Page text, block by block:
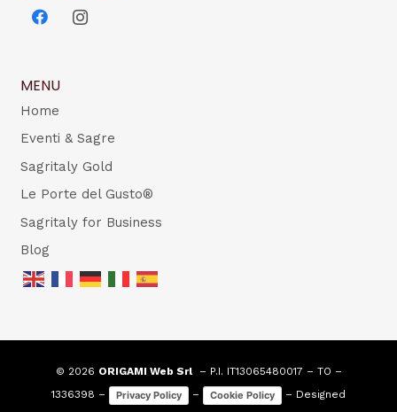
MENU
Home
Eventi & Sagre
Sagritaly Gold
Le Porte del Gusto®
Sagritaly for Business
Blog
© 2026 ORIGAMI Web Srl– P.I. IT13065480017 – TO –
1336398 –
Privacy Policy – Cookie Policy
– Designed